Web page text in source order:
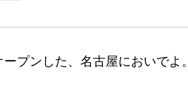
プンした、名古屋においでよ。